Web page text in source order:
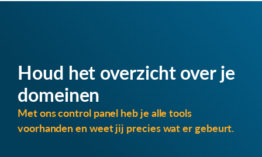
Houd het overzicht over je
domeinen
Met ons control panel heb je alle tools
voorhanden en weet jij precies wat er gebeurt.